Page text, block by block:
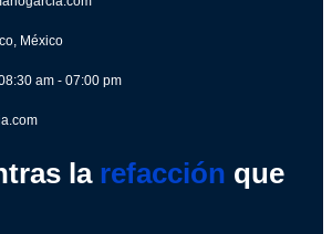
México
am - 07:00 pm
la refacción que